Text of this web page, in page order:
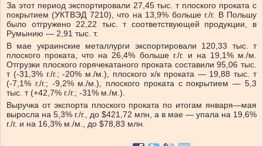
За этот период экспортировали 27,45 тыс. т плоского проката с
покрытием (УКТВЭД 7210), что на 13,9% больше г./г. В Польшу
было отгружено 22,22 тыс. т соответствующей продукции, в
Румынию — 2,91 тыс. т.
В мае украинские металлурги экспортировали 120,33 тыс. т
плоского проката, что на 26,4% больше г./г. и на 19,1% м./м.
Отгрузки плоского горячекатаного проката составили 95,06 тыс.
т (-31,3% г./г.; -20% м./м.), плоского х/к проката — 19,88 тыс. т
(-7,1% г./г.; -9,2% м./м.), плоского проката с покрытием — 5,3
тыс. т (+42,7% г./г.; -31% м./м.).
Выручка от экспорта плоского проката по итогам января—мая
выросла на 5,3% г./г., до $421,72 млн, а в мае — упала на 19,6%
г./г. и на 16,3% м./м., до $78,83 млн.